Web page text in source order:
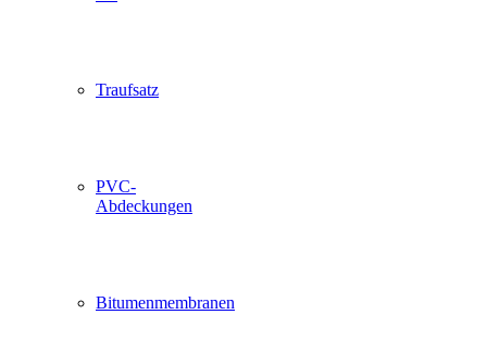
Traufsatz
PVC-
Abdeckungen
Bitumenmembranen